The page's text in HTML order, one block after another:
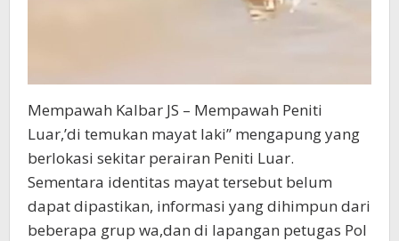
Mempawah Kalbar JS – Mempawah Peniti
Luar,’di temukan mayat laki” mengapung yang
berlokasi sekitar perairan Peniti Luar.
Sementara identitas mayat tersebut belum
dapat dipastikan, informasi yang dihimpun dari
beberapa grup wa,dan di lapangan petugas Pol